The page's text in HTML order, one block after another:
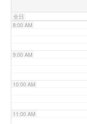
全日
8:00 AM
9:00 AM
10:00 AM
11:00 AM